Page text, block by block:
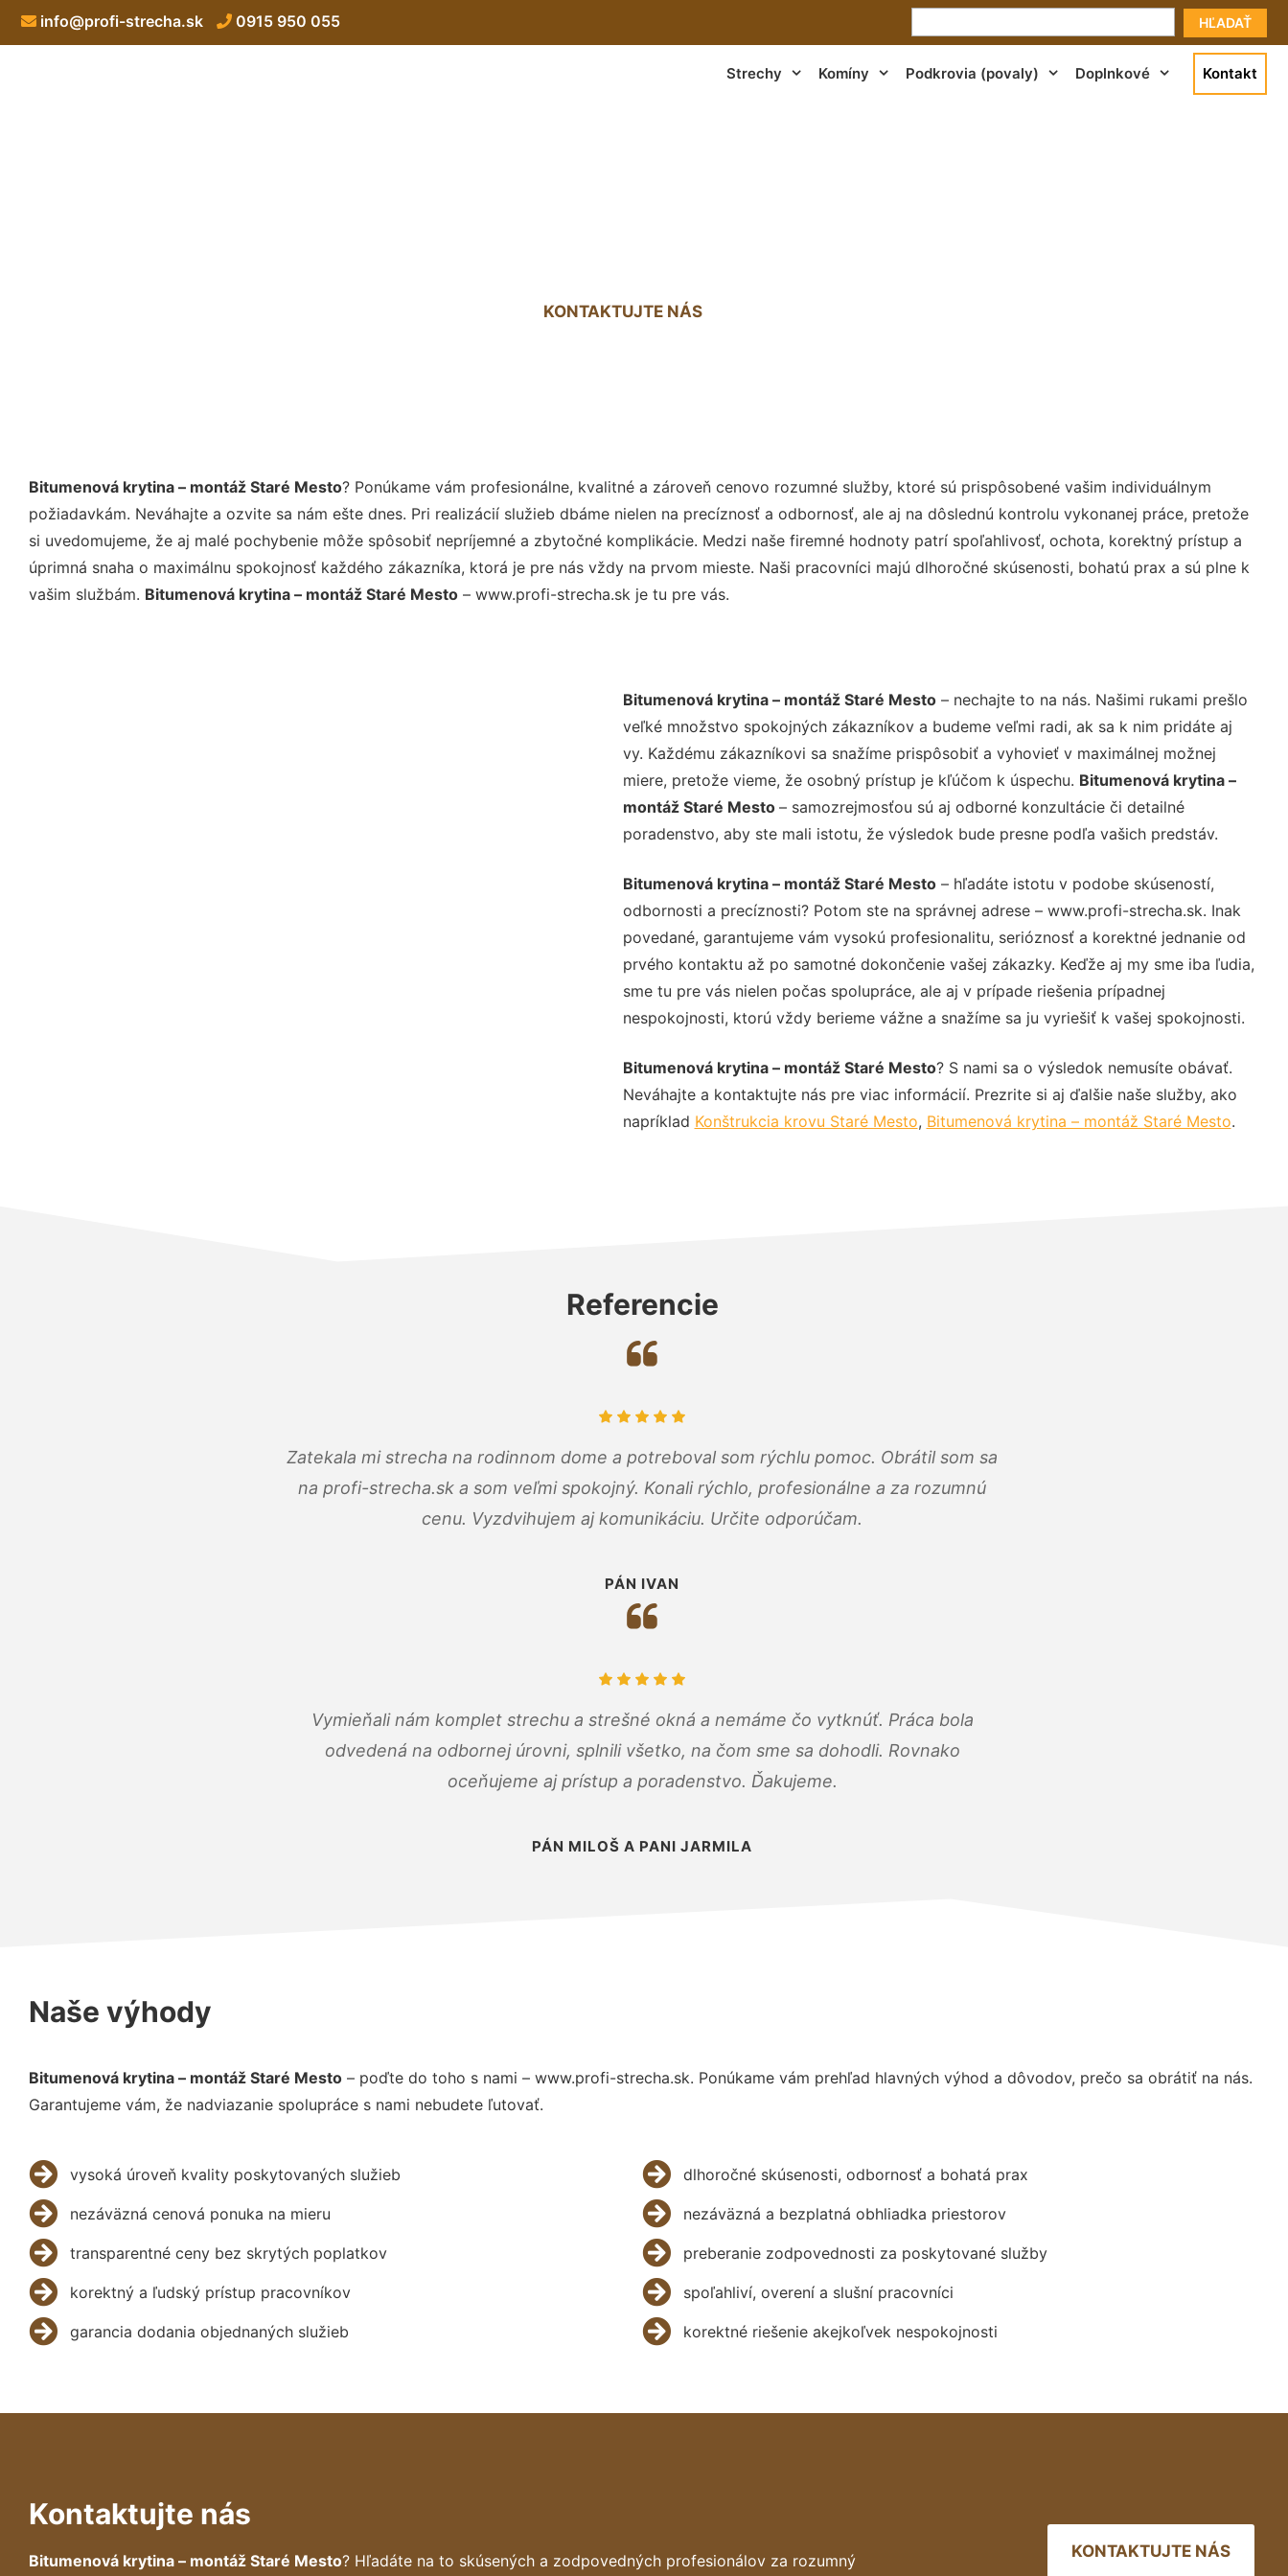
HĽADAŤ
info@profi-strecha.sk 0915 950 055
Strechy Komíny Podkrovia (povaly) Doplnkové Kontakt
KONTAKTUJTE NÁS
Bitumenová krytina – montáž Staré Mesto? Ponúkame vám profesionálne, kvalitné a zároveň cenovo rozumné služby, ktoré sú prispôsobené vašim individuálnym
požiadavkám. Neváhajte a ozvite sa nám ešte dnes. Pri realizácií služieb dbáme nielen na precíznosť a odbornosť, ale aj na dôslednú kontrolu vykonanej práce, pretože
si uvedomujeme, že aj malé pochybenie môže spôsobiť nepríjemné a zbytočné komplikácie. Medzi naše firemné hodnoty patrí spoľahlivosť, ochota, korektný prístup a
úprimná snaha o maximálnu spokojnosť každého zákazníka, ktorá je pre nás vždy na prvom mieste. Naši pracovníci majú dlhoročné skúsenosti, bohatú prax a sú plne k
vašim službám. Bitumenová krytina – montáž Staré Mesto – www.profi-strecha.sk je tu pre vás.
Bitumenová krytina – montáž Staré Mesto– nechajte to na nás. Našimi rukami prešlo
veľké množstvo spokojných zákazníkov a budeme veľmi radi, ak sa k nim pridáte aj
vy. Každému zákazníkovi sa snažíme prispôsobiť a vyhovieť v maximálnej možnej
miere, pretože vieme, že osobný prístup je kľúčom k úspechu. Bitumenová krytina –
montáž Staré Mesto – samozrejmosťou sú aj odborné konzultácie či detailné
poradenstvo, aby ste mali istotu, že výsledok bude presne podľa vašich predstáv.
Bitumenová krytina – montáž Staré Mesto– hľadáte istotu v podobe skúseností,
odbornosti a precíznosti? Potom ste na správnej adrese – www.profi-strecha.sk. Inak
povedané, garantujeme vám vysokú profesionalitu, serióznosť a korektné jednanie od
prvého kontaktu až po samotné dokončenie vašej zákazky. Keďže aj my sme iba ľudia,
sme tu pre vás nielen počas spolupráce, ale aj v prípade riešenia prípadnej
nespokojnosti, ktorú vždy berieme vážne a snažíme sa ju vyriešiť k vašej spokojnosti.
Bitumenová krytina – montáž Staré Mesto? S nami sa o výsledok nemusíte obávať.
Neváhajte a kontaktujte nás pre viac informácií. Prezrite si aj ďalšie naše služby, ako
napríklad Konštrukcia krovu Staré Mesto, Bitumenová krytina – montáž Staré Mesto.
Referencie
Zatekala mi strecha na rodinnom dome a potreboval som rýchlu pomoc. Obrátil som sa
na profi-strecha.sk a som veľmi spokojný. Konali rýchlo, profesionálne a za rozumnú
cenu. Vyzdvihujem aj komunikáciu. Určite odporúčam.
PÁN IVAN
Vymieňali nám komplet strechu a strešné okná a nemáme čo vytknúť. Práca bola
odvedená na odbornej úrovni, splnili všetko, na čom sme sa dohodli. Rovnako
oceňujeme aj prístup a poradenstvo. Ďakujeme.
PÁN MILOŠ A PANI JARMILA
Naše výhody
Bitumenová krytina – montáž Staré Mesto – poďte do toho s nami – www.profi-strecha.sk. Ponúkame vám prehľad hlavných výhod a dôvodov, prečo sa obrátiť na nás.
Garantujeme vám, že nadviazanie spolupráce s nami nebudete ľutovať.
vysoká úroveň kvality poskytovaných služieb
nezáväzná cenová ponuka na mieru
transparentné ceny bez skrytých poplatkov
korektný a ľudský prístup pracovníkov
garancia dodania objednaných služieb
dlhoročné skúsenosti, odbornosť a bohatá prax
nezáväzná a bezplatná obhliadka priestorov
preberanie zodpovednosti za poskytované služby
spoľahliví, overení a slušní pracovníci
korektné riešenie akejkoľvek nespokojnosti
Kontaktujte nás
Bitumenová krytina – montáž Staré Mesto? Hľadáte na to skúsených a zodpovedných profesionálov za rozumný KONTAKTUJTE NÁS